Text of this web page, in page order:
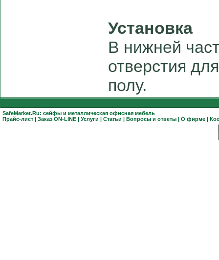
Установка
В нижней
отверстия
полу.
SafeMarket.Ru: сейфы и металлическая офисная мебель
Прайс-лист | Заказ ON-LINE | Услуги | Статьи | Вопросы и ответы | О фирме |